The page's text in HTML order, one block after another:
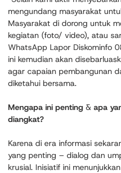
mengundang masyarakat
Masyarakat di dorong untuk
kegiatan (foto/ video), atau
WhatsApp Lapor Diskominfo
ini kemudian akan
agar capaian pembangunan
diketahui bersama.
Mengapa ini penting & apa
diangkat?
Karena di era informasi
yang penting – dialog dan
krusial. Inisiatif ini